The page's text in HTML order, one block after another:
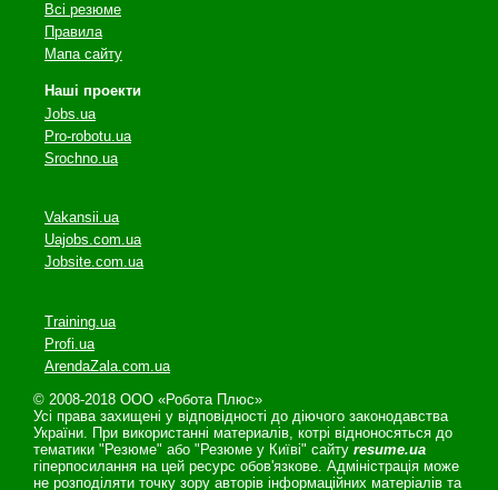
Всі резюме
Правила
Мапа сайту
Наші проекти
Jobs.ua
Pro-robotu.ua
Srochno.ua
Vakansii.ua
Uajobs.com.ua
Jobsite.com.ua
Training.ua
Profi.ua
ArendaZala.com.ua
© 2008-2018 ООО «Робота Плюс»
Усі права захищені у відповідності до діючого законодавства
України. При використанні материалів, котрі відноносяться до
тематики "Резюме" або "Резюме у Київі" сайту resume.ua
гіперпосилання на цей ресурс обов'язкове. Адміністрація може
не розподіляти точку зору авторів інформаційних матеріалів та